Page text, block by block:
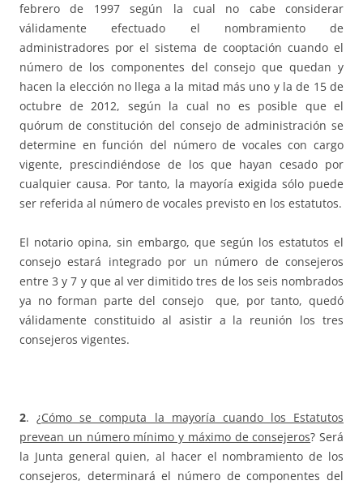
febrero de 1997 según la cual no cabe considerar
válidamente efectuado el nombramiento de
administradores por el sistema de cooptación cuando el
número de los componentes del consejo que quedan y
hacen la elección no llega a la mitad más uno y la de 15 de
octubre de 2012, según la cual no es posible que el
quórum de constitución del consejo de administración se
determine en función del número de vocales con cargo
vigente, prescindiéndose de los que hayan cesado por
cualquier causa. Por tanto, la mayoría exigida sólo puede
ser referida al número de vocales previsto en los estatutos.
El notario opina, sin embargo, que según los estatutos el
consejo estará integrado por un número de consejeros
entre 3 y 7 y que al ver dimitido tres de los seis nombrados
ya no forman parte del consejo que, por tanto, quedó
válidamente constituido al asistir a la reunión los tres
consejeros vigentes.
2. ¿Cómo se computa la mayoría cuando los Estatutos
prevean un número mínimo y máximo de consejeros? Será
la Junta general quien, al hacer el nombramiento de los
consejeros, determinará el número de componentes del